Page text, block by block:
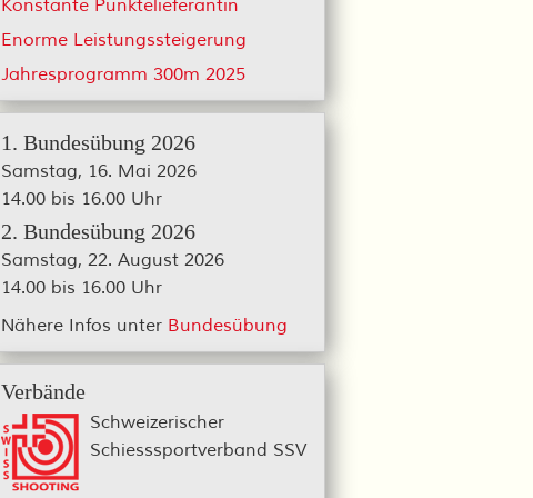
Konstante Punktelieferantin
Enorme Leistungssteigerung
Jahresprogramm 300m 2025
1. Bundesübung 2026
Samstag, 16. Mai 2026
14.00 bis 16.00 Uhr
2. Bundesübung 2026
Samstag, 22. August 2026
14.00 bis 16.00 Uhr
Nähere Infos unter Bundesübung
Verbände
Schweizerischer
Schiesssportverband SSV